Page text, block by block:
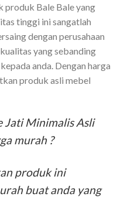
produk Bale Bale yang
tinggi ini sangatlah
dengan perusahaan
yang sebanding
anda. Dengan harga
produk asli mebel
Jati Minimalis Asli
murah ?
produk ini
buat anda yang